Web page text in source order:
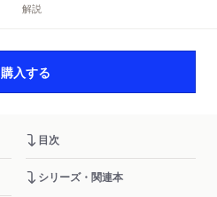
解説
購入する
目次
シリーズ・関連本